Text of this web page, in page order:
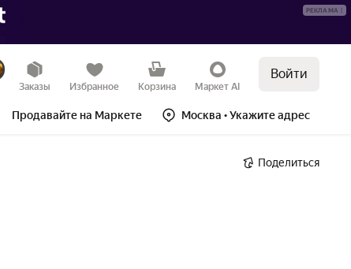
Заказы Избранное Корзина Маркет AI
Войти
Продавайте на Маркете Москва • Укажите адрес
РЕКЛАМА
Поделиться